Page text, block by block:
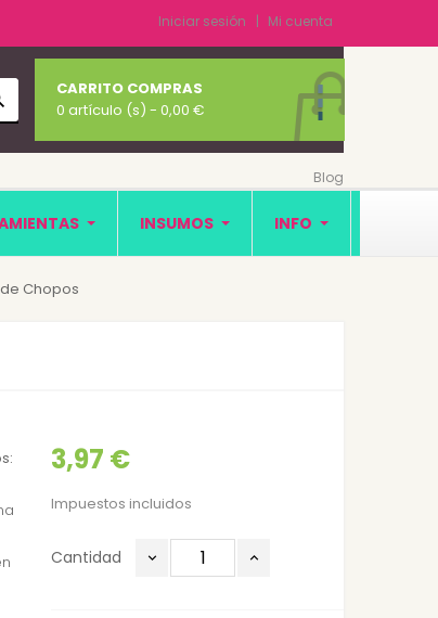
Iniciar sesión Mi cuenta
CARRITO COMPRAS
0 artículo (s) - 0,00 €
Blog
INSUMOS INFO
Chopos
3,97 €
Impuestos incluidos
Cantidad